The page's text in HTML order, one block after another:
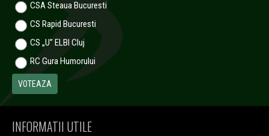
CSA Steaua Bucuresti
CS Rapid Bucuresti
CS „U” ELBI Cluj
RC Gura Humorului
INFORMATII UTILE